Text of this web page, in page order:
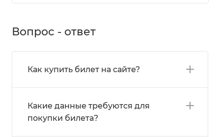
Вопрос - ответ
Как купить билет на сайте?
Какие данные требуются для
покупки билета?